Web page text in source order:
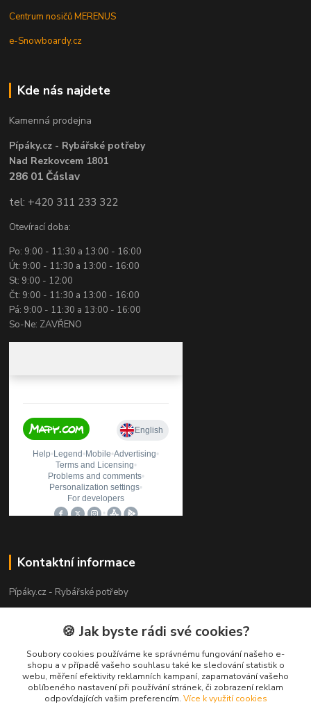
Centrum nosičů MERENUS
e-Snowboardy.cz
Kde nás najdete
Kamenná prodejna
Pípáky.cz - Rybářské potřeby
Nad Rezkovcem 1801
286 01 Čáslav
tel: +420 311 233 322
Otevírací doba:
Po: 9:00 - 11:30 a 13:00 - 16:00
Út: 9:00 - 11:30 a 13:00 - 16:00
St: 9:00 - 12:00
Čt: 9:00 - 11:30 a 13:00 - 16:00
Pá: 9:00 - 11:30 a 13:00 - 16:00
So-Ne: ZAVŘENO
Kontaktní informace
Pípáky.cz - Rybářské potřeby
Zákaznická podpora
+420 777 789 055
(Po-Pá 9:00-18:00)
info@pipaky.cz
🍪 Jak byste rádi své cookies?
Soubory cookies používáme ke správnému fungování našeho e-
shopu a v případě vašeho souhlasu také ke sledování statistik o
webu, měření efektivity reklamních kampaní, zapamatování vašeho
oblíbeného nastavení při používání stránek, či zobrazení reklam
odpovídajících vašim preferencím. Více k využití cookies